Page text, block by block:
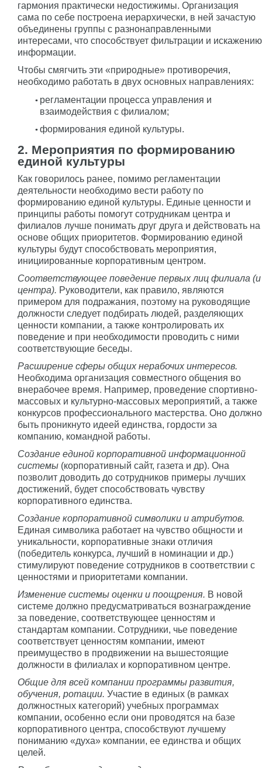
гармония практически недостижимы. Организация
сама по себе построена иерархически, в ней зачастую
объединены группы с разнонаправленными
интересами, что способствует фильтрации и искажению
информации.
Чтобы смягчить эти «природные» противоречия,
необходимо работать в двух основных направлениях:
регламентации процесса управления и
взаимодействия с филиалом;
формирования единой культуры.
2. Мероприятия по формированию
единой культуры
Как говорилось ранее, помимо регламентации
деятельности необходимо вести работу по
формированию единой культуры. Единые ценности и
принципы работы помогут сотрудникам центра и
филиалов лучше понимать друг друга и действовать на
основе общих приоритетов. Формированию единой
культуры будут способствовать мероприятия,
инициированные корпоративным центром.
Соответствующее поведение первых лиц филиала (и
центра). Руководители, как правило, являются
примером для подражания, поэтому на руководящие
должности следует подбирать людей, разделяющих
ценности компании, а также контролировать их
поведение и при необходимости проводить с ними
соответствующие беседы.
Расширение сферы общих нерабочих интересов.
Необходима организация совместного общения во
внерабочее время. Например, проведение спортивно-
массовых и культурно-массовых мероприятий, а также
конкурсов профессионального мастерства. Оно должно
быть проникнуто идеей единства, гордости за
компанию, командной работы.
Создание единой корпоративной информационной
системы (корпоративный сайт, газета и др). Она
позволит доводить до сотрудников примеры лучших
достижений, будет способствовать чувству
корпоративного единства.
Создание корпоративной символики и атрибутов.
Единая символика работает на чувство общности и
уникальности, корпоративные знаки отличия
(победитель конкурса, лучший в номинации и др.)
стимулируют поведение сотрудников в соответствии с
ценностями и приоритетами компании.
Изменение системы оценки и поощрения. В новой
системе должно предусматриваться вознаграждение
за поведение, соответствующее ценностям и
стандартам компании. Сотрудники, чье поведение
соответствует ценностям компании, имеют
преимущество в продвижении на вышестоящие
должности в филиалах и корпоративном центре.
Общие для всей компании программы развития,
обучения, ротации. Участие в единых (в рамках
должностных категорий) учебных программах
компании, особенно если они проводятся на базе
корпоративного центра, способствуют лучшему
пониманию «духа» компании, ее единства и общих
целей.